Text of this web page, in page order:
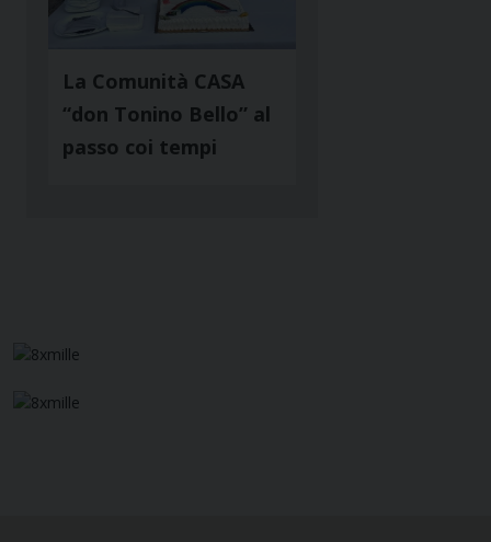
La Comunità CASA
“don Tonino Bello” al
passo coi tempi